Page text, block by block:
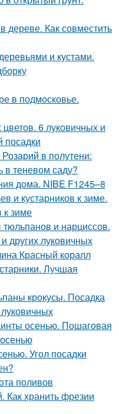
дереве. Как совместить
и кустами.
в подмосковье.
6 луковичных и
посадки
в полутени:
в теневом саду?
дома. NIBE F1245–8
и кустарников к зиме.
к зиме
и нарциссов.
других луковичных
Красный коралл
Лучшая
крокусы. Посадка
осенью. Пошаговая
Угол посадки
поливов
Как хранить фрезии